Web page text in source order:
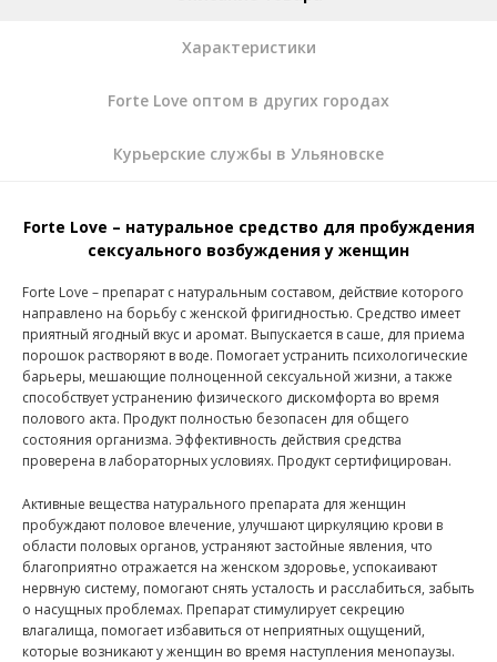
Характеристики
Forte Love оптом в других городах
Курьерские службы в Ульяновске
Forte Love – натуральное средство для пробуждения
сексуального возбуждения у женщин
Forte Love – препарат с натуральным составом, действие которого
направлено на борьбу с женской фригидностью. Средство имеет
приятный ягодный вкус и аромат. Выпускается в саше, для приема
порошок растворяют в воде. Помогает устранить психологические
барьеры, мешающие полноценной сексуальной жизни, а также
способствует устранению физического дискомфорта во время
полового акта. Продукт полностью безопасен для общего
состояния организма. Эффективность действия средства
проверена в лабораторных условиях. Продукт сертифицирован.
Активные вещества натурального препарата для женщин
пробуждают половое влечение, улучшают циркуляцию крови в
области половых органов, устраняют застойные явления, что
благоприятно отражается на женском здоровье, успокаивают
нервную систему, помогают снять усталость и расслабиться, забыть
о насущных проблемах. Препарат стимулирует секрецию
влагалища, помогает избавиться от неприятных ощущений,
которые возникают у женщин во время наступления менопаузы.